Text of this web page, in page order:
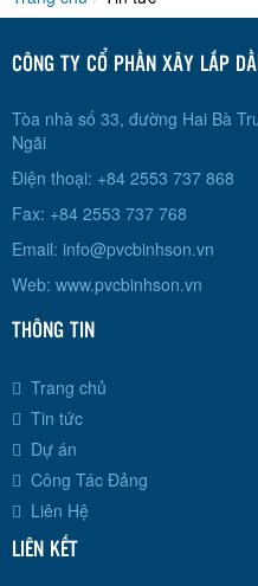
CÔNG TY CỔ PHẦN XÂY LẮP
Tòa nhà số 33, đường Hai Bà
Ngãi
Điện thoại: +84 2553 737 868
Fax: +84 2553 737 768
Email: info@pvcbinhson.vn
Web: www.pvcbinhson.vn
THÔNG TIN
Trang chủ
Tin tức
Dự án
Công Tác Đảng
Liên Hệ
LIÊN KẾT